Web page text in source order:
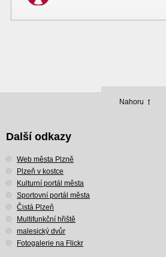
Nahoru
Další odkazy
Web města Plzně
Plzeň v kostce
Kulturní portál města
Sportovní portál města
Čistá Plzeň
Multifunkční hřiště
malesický dvůr
Fotogalerie na Flickr